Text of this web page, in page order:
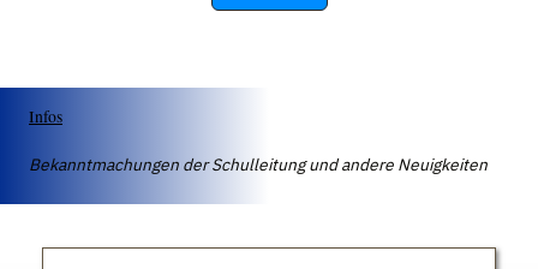
Infos
Bekanntmachungen der Schulleitung und andere Neuigkeiten